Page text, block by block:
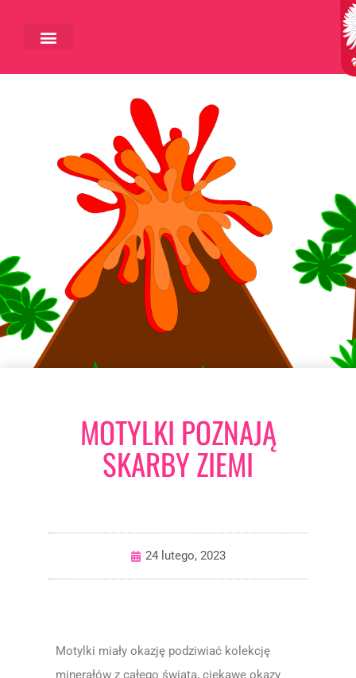
MOTYLKI POZNAJĄ
SKARBY ZIEMI
24 lutego, 2023
Motylki miały okazję podziwiać kolekcję
minerałów z całego świata, ciekawe okazy